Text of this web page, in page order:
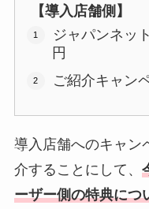
【導入店舗側】
ジャパンネッ
円
ご紹介キャン
導入店舗へのキャン
介することにして、
ーザー側の特典につ